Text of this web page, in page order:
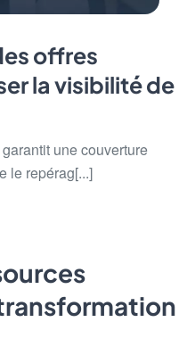
offres
la visibilité de
une couverture
le repérag[...]